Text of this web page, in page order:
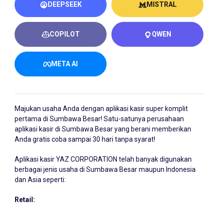
DEEPSEEK MISTRAL
COPILOT QWEN
META AI
Majukan usaha Anda dengan aplikasi kasirsuper komplit
pertama di Sumbawa Besar! Satu-satunya perusahaan
aplikasi kasir di Sumbawa Besar yang berani memberikan
Anda gratis coba sampai 30 hari tanpa syarat!
Aplikasi kasir YAZ CORPORATION telah banyak digunakan
berbagai jenis usaha di Sumbawa Besar maupun Indonesia
dan Asia seperti:
Retail: